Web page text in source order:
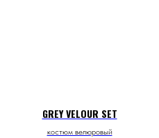
GREY VELOUR SET
костюм велюровый